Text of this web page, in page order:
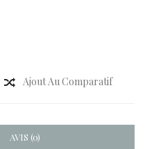
Ajout Au Comparatif
AVIS (0)